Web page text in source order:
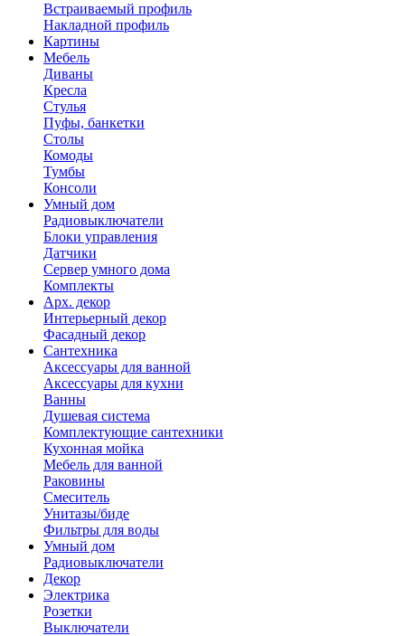
Встраиваемый профиль
Накладной профиль
Картины
Мебель
Диваны
Кресла
Стулья
Пуфы, банкетки
Столы
Комоды
Тумбы
Консоли
Умный дом
Радиовыключатели
Блоки управления
Датчики
Сервер умного дома
Комплекты
Арх. декор
Интерьерный декор
Фасадный декор
Сантехника
Аксессуары для ванной
Аксессуары для кухни
Ванны
Душевая система
Комплектующие сантехники
Кухонная мойка
Мебель для ванной
Раковины
Смеситель
Унитазы/биде
Фильтры для воды
Умный дом
Радиовыключатели
Декор
Электрика
Розетки
Выключатели